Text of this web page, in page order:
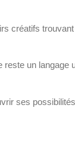
créatifs
un langage
ses